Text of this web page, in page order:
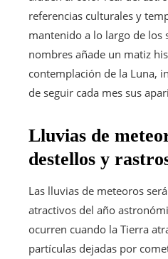
referencias culturales y
mantenido a lo largo de los
nombres añade un matiz
contemplación de la Luna,
de seguir cada mes sus
Lluvias de
destellos y
Las lluvias de meteoros
atractivos del año
ocurren cuando la Tierra
partículas dejadas por